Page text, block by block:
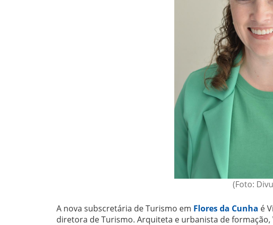
(Foto:
A nova subscretária de Turismo em Flores da Cunha é
diretora de Turismo. Arquiteta e urbanista de